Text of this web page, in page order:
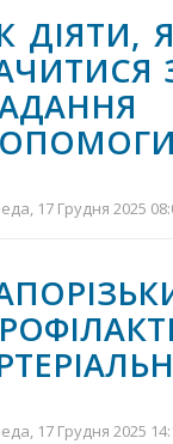
ДІЯТИ,
17 Грудня 2025
17 Грудня 2025